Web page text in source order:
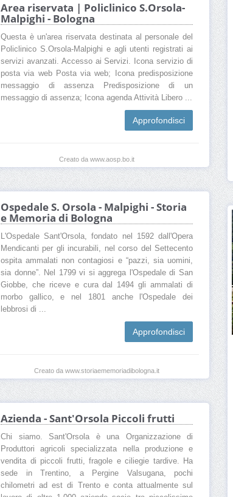
Area riservata | Policlinico S.Orsola-
Malpighi - Bologna
Questa è un'area riservata destinata al personale del
Policlinico S.Orsola-Malpighi e agli utenti registrati ai
servizi avanzati. Accesso ai Servizi. Icona servizio di
posta via web Posta via web; Icona predisposizione
messaggio di assenza Predisposizione di un
messaggio di assenza; Icona agenda Attività Libero ...
Approfondisci
Creato da www.aosp.bo.it
Ospedale S. Orsola - Malpighi - Storia
e Memoria di Bologna
L'Ospedale Sant'Orsola, fondato nel 1592 dall'Opera
Mendicanti per gli incurabili, nel corso del Settecento
ospita ammalati non contagiosi e “pazzi, sia uomini,
sia donne”. Nel 1799 vi si aggrega l'Ospedale di San
Giobbe, che riceve e cura dal 1494 gli ammalati di
morbo gallico, e nel 1801 anche l'Ospedale dei
lebbrosi di ...
Approfondisci
Creato da www.storiaememoriadibologna.it
Azienda - Sant'Orsola Piccoli frutti
Chi siamo. Sant'Orsola è una Organizzazione di
Produttori agricoli specializzata nella produzione e
vendita di piccoli frutti, fragole e ciliegie tardive. Ha
sede in Trentino, a Pergine Valsugana, pochi
chilometri ad est di Trento e conta attualmente sul